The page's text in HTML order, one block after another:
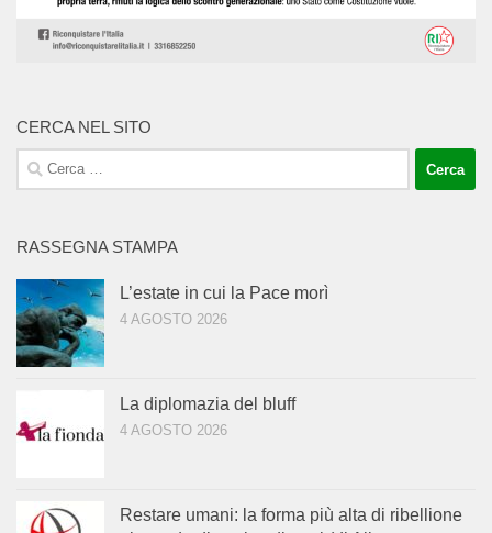
CERCA NEL SITO
Ricerca
per:
RASSEGNA STAMPA
L’estate in cui la Pace morì
4 AGOSTO 2026
La diplomazia del bluff
4 AGOSTO 2026
Restare umani: la forma più alta di ribellione